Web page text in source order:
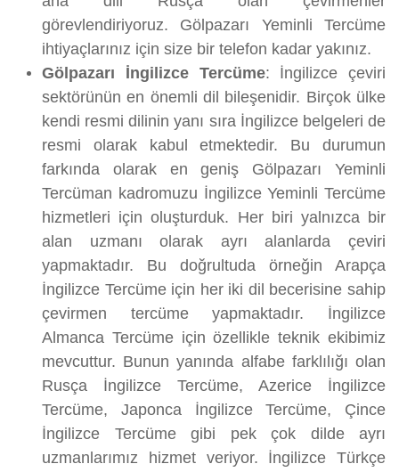
görevlendiriyoruz. Gölpazarı Yeminli Tercüme
ihtiyaçlarınız için size bir telefon kadar yakınız.
Gölpazarı İngilizce Tercüme: İngilizce çeviri
sektörünün en önemli dil bileşenidir. Birçok ülke
kendi resmi dilinin yanı sıra İngilizce belgeleri de
resmi olarak kabul etmektedir. Bu durumun
farkında olarak en geniş Gölpazarı Yeminli
Tercüman kadromuzu İngilizce Yeminli Tercüme
hizmetleri için oluşturduk. Her biri yalnızca bir
alan uzmanı olarak ayrı alanlarda çeviri
yapmaktadır. Bu doğrultuda örneğin Arapça
İngilizce Tercüme için her iki dil becerisine sahip
çevirmen tercüme yapmaktadır. İngilizce
Almanca Tercüme için özellikle teknik ekibimiz
mevcuttur. Bunun yanında alfabe farklılığı olan
Rusça İngilizce Tercüme, Azerice İngilizce
Tercüme, Japonca İngilizce Tercüme, Çince
İngilizce Tercüme gibi pek çok dilde ayrı
uzmanlarımız hizmet veriyor. İngilizce Türkçe